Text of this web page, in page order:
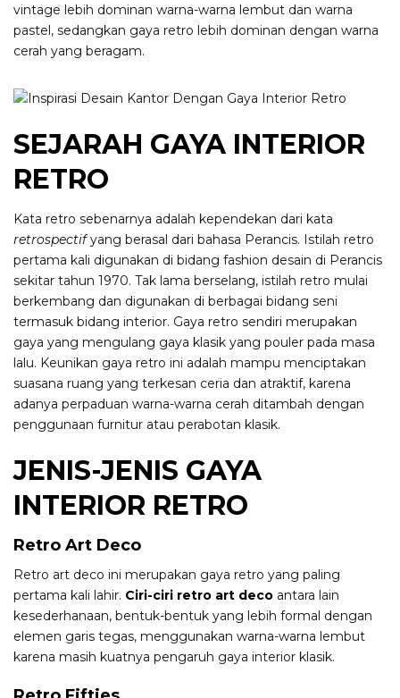
vintage lebih dominan warna-warna lembut dan warna
pastel, sedangkan gaya retro lebih dominan dengan warna
cerah yang beragam.
SEJARAH GAYA INTERIOR
RETRO
Kata retro sebenarnya adalah kependekan dari kata
retrospectifyang berasal dari bahasa Perancis. Istilah retro
pertama kali digunakan di bidang fashion desain di Perancis
sekitar tahun 1970. Tak lama berselang, istilah retro mulai
berkembang dan digunakan di berbagai bidang seni
termasuk bidang interior. Gaya retro sendiri merupakan
gaya yang mengulang gaya klasik yang pouler pada masa
lalu. Keunikan gaya retro ini adalah mampu menciptakan
suasana ruang yang terkesan ceria dan atraktif, karena
adanya perpaduan warna-warna cerah ditambah dengan
penggunaan furnitur atau perabotan klasik.
JENIS-JENIS GAYA
INTERIOR RETRO
Retro Art Deco
Retro art deco ini merupakan gaya retro yang paling
pertama kali lahir. Ciri-ciri retro art deco antara lain
kesederhanaan, bentuk-bentuk yang lebih formal dengan
elemen garis tegas, menggunakan warna-warna lembut
karena masih kuatnya pengaruh gaya interior klasik.